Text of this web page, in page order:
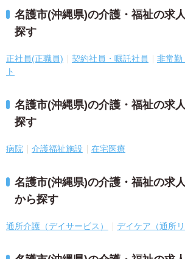
名護市(沖縄県)の介護・福祉の求
探す
正社員(正職員) 契約社員・嘱託社員
非常勤
ト
名護市(沖縄県)の介護・福祉の求
探す
病院 介護福祉施設 在宅医療
名護市(沖縄県)の介護・福祉の求
から探す
通所介護（デイサービス） デイケア（通所リ